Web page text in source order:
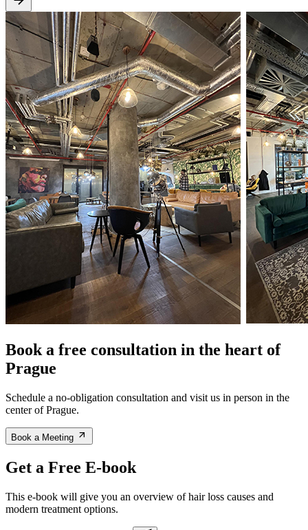
Book a free consultation in the heart of
Prague
Schedule a no-obligation consultation and visit us in person in the
center of Prague.
Book a Meeting
Get a Free E-book
This e-book will give you an overview of hair loss causes and
modern treatment options.